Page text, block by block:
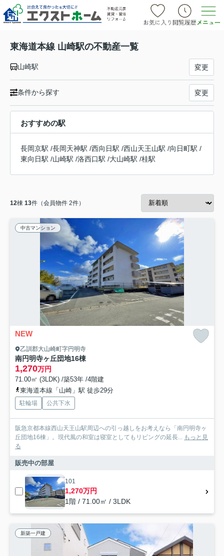
東海道本線 山崎駅の不動産一覧
山崎駅 変更
条件から探す 変更
おすすめの駅
長岡京駅 /長岡天神駅 /西向日駅 /西山天王山駅 /向日町駅 /
東向日駅 /山崎駅 /洛西口駅 /大山崎駅 /桂駅
12棟 13件（会員物件 2件）
中古マンション
NEW
乙訓郡大山崎町字円明寺
南円明寺ヶ丘団地16棟
1,270万円
71.00㎡ (3LDK) /築53年 /4階建
東海道本線「山崎」駅 徒歩29分
駐輪場 公共下水
阪急京都本線西山天王山駅周辺への引っ越しをお考えなら「南円明寺ヶ
丘団地16棟」。現代風の和室は寝室としてもリビングの延長...
もっと見
る
販売中の部屋
101
1,270万円
1階 / 71.00㎡ / 3LDK
新築一戸建